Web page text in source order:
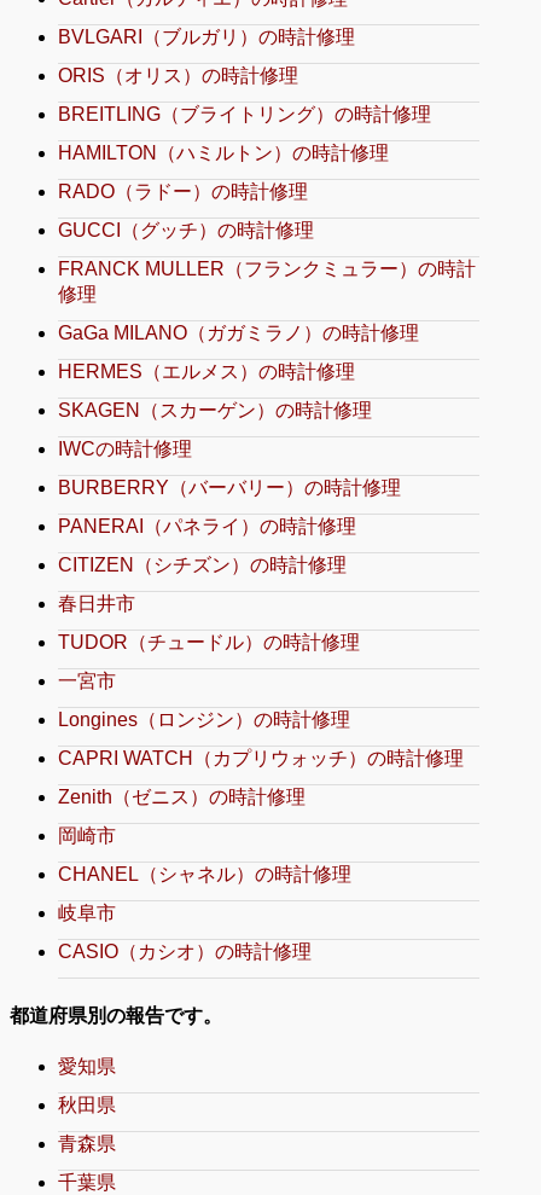
BVLGARI（ブルガリ）の時計修理
ORIS（オリス）の時計修理
BREITLING（ブライトリング）の時計修理
HAMILTON（ハミルトン）の時計修理
RADO（ラドー）の時計修理
GUCCI（グッチ）の時計修理
FRANCK MULLER（フランクミュラー）の時計
修理
GaGa MILANO（ガガミラノ）の時計修理
HERMES（エルメス）の時計修理
SKAGEN（スカーゲン）の時計修理
IWCの時計修理
BURBERRY（バーバリー）の時計修理
PANERAI（パネライ）の時計修理
CITIZEN（シチズン）の時計修理
春日井市
TUDOR（チュードル）の時計修理
一宮市
Longines（ロンジン）の時計修理
CAPRI WATCH（カプリウォッチ）の時計修理
Zenith（ゼニス）の時計修理
岡崎市
CHANEL（シャネル）の時計修理
岐阜市
CASIO（カシオ）の時計修理
都道府県別の報告です。
愛知県
秋田県
青森県
千葉県